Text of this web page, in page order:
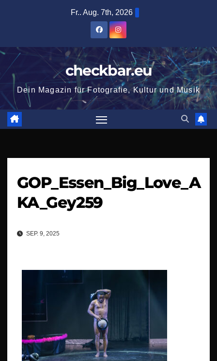
Fr.. Aug. 7th, 2026
checkbar.eu
Dein Magazin für Fotografie, Kultur und Musik
GOP_Essen_Big_Love_A
KA_Gey259
SEP. 9, 2025